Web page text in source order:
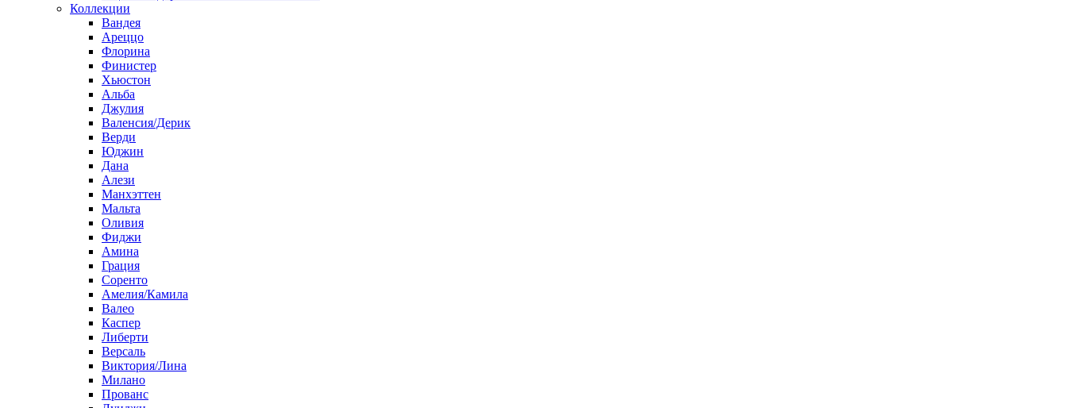
Коллекции
Вандея
Ареццо
Флорина
Финистер
Хьюстон
Альба
Джулия
Валенсия/Дерик
Верди
Юджин
Дана
Алези
Манхэттен
Мальта
Оливия
Фиджи
Амина
Грация
Соренто
Амелия/Камила
Валео
Каспер
Либерти
Версаль
Виктория/Лина
Милано
Прованс